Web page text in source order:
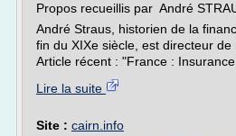
Propos recueillis par André
André Straus, historien de la
fin du XIXe siècle, est directeur de
Article récent : "France : Insurance
Lire la suite
Site : cairn.info